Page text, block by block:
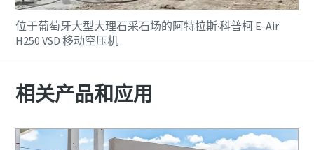
位于葡萄牙大型大理石采石场的阿特拉斯·科普柯 E-Air
H250 VSD 移动空压机
相关产品和应用